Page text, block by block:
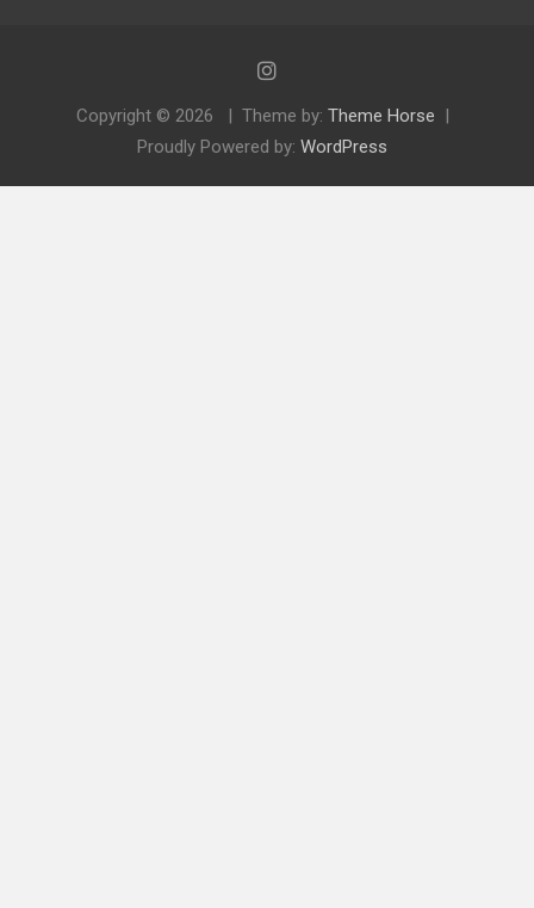
Copyright © 2026 Theme by: Theme Horse
Proudly Powered by: WordPress